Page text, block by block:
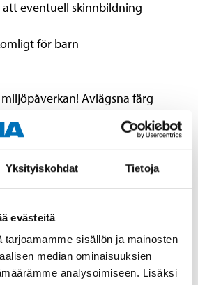
Yksityiskohdat Tietoja
evästeitä
tarjoamamme sisällön ja mainosten
median ominaisuuksien
analysoimiseen. Lisäksi
eventuell skinnbildning
för barn
Avlägsna färg
ut i avloppet, utan lämnas
Minimera mängden färgavfall
av åtgång. Förvara
för framtida bruk.
MIT (3:1). Kan orsaka en allergisk
finns att rekvirera.